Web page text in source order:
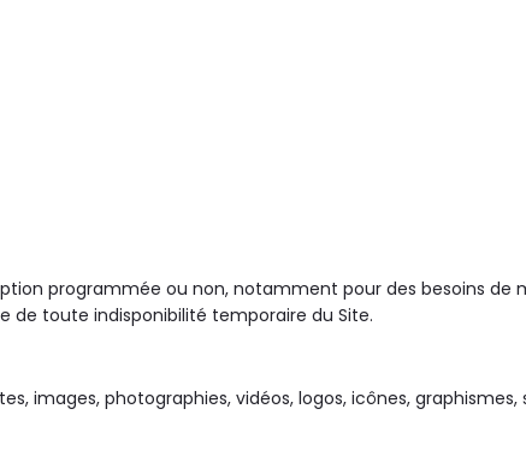
programmée ou non, notamment pour des besoins de
de toute indisponibilité temporaire du Site.
images, photographies, vidéos, logos, icônes,